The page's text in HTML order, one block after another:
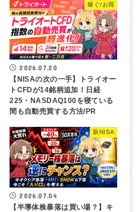
稼ぐ/お得
2026.07.20
【NISAの次の一手】トライオー
トCFDが14銘柄追加！日経
225・NASDAQ100を寝ている
間も自動売買する方法/PR
新NISA
2026.07.04
【半導体株暴落は買い場？】キ